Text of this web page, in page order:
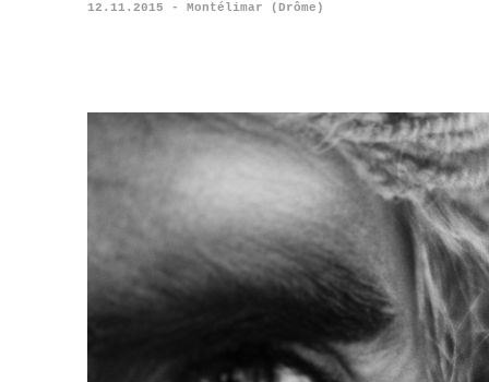
12.11.2015 - Montélimar (Drôme)